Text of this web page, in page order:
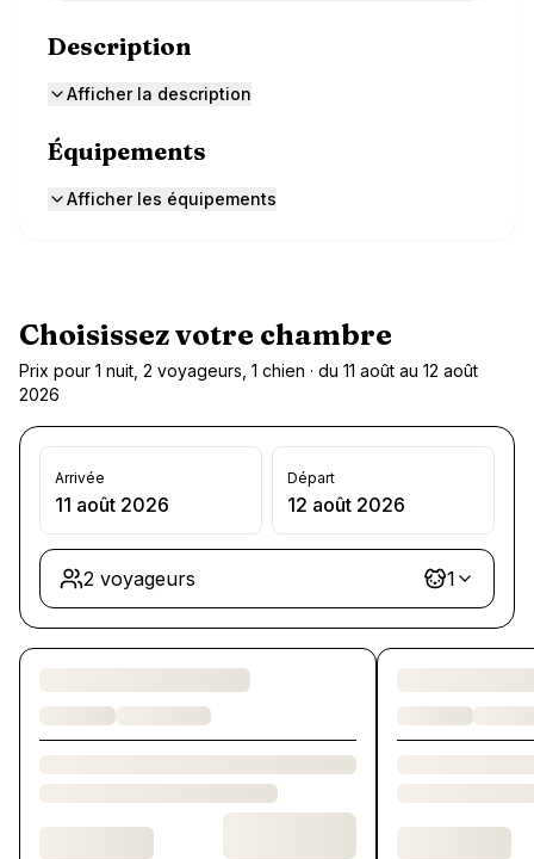
Description
Afficher la description
Équipements
Afficher les équipements
Choisissez votre chambre
Prix pour 1 nuit, 2 voyageurs, 1 chien · du 11 août au 12 août
2026
Arrivée
11 août 2026
Départ
12 août 2026
2 voyageurs 1
Chargement des chambres et des formules…